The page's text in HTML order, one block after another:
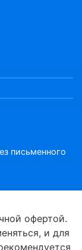
письменного
офертой.
и для